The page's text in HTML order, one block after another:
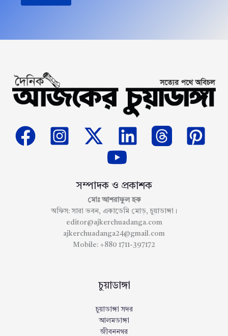
সম্পাদক ও প্রকাশক
মোঃ আশরাফুল হক
অফিস: সারা ভবন, একাডেমি মোড়, চুয়াডাঙ্গা।
editor@ajkerchuadanga.com
ajkerchuadanga24@gmail.com
Mobile: +880 1711-397172
চুয়াডাঙ্গা
চুয়াডাঙ্গা সদর
আলমডাঙ্গা
জীবননগর